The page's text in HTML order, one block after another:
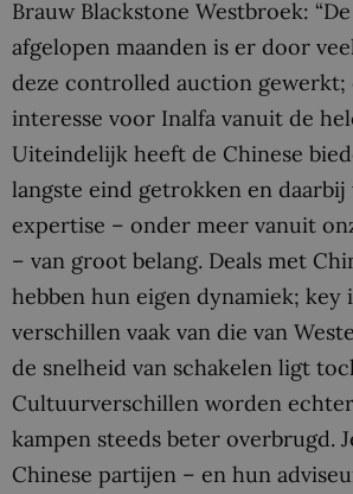
Brauw Blackstone Westbroek: “De
afgelopen maanden is er door
deze controlled auction gewerkt;
interesse voor Inalfa vanuit de
Uiteindelijk heeft de Chinese
langste eind getrokken en daarbij
expertise – onder meer vanuit
– van groot belang. Deals met
hebben hun eigen dynamiek; key
verschillen vaak van die van
de snelheid van schakelen ligt
Cultuurverschillen worden
kampen steeds beter overbrugd.
Chinese partijen – en hun